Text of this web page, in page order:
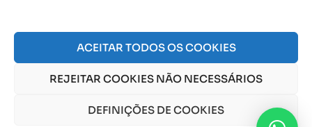
ACEITAR TODOS OS COOKIES
REJEITAR COOKIES NÃO NECESSÁRIOS
DEFINIÇÕES DE COOKIES
da Esperança. CNPJ: 48555775000150 | Aviso de Cookies
eAviso de Privacidade